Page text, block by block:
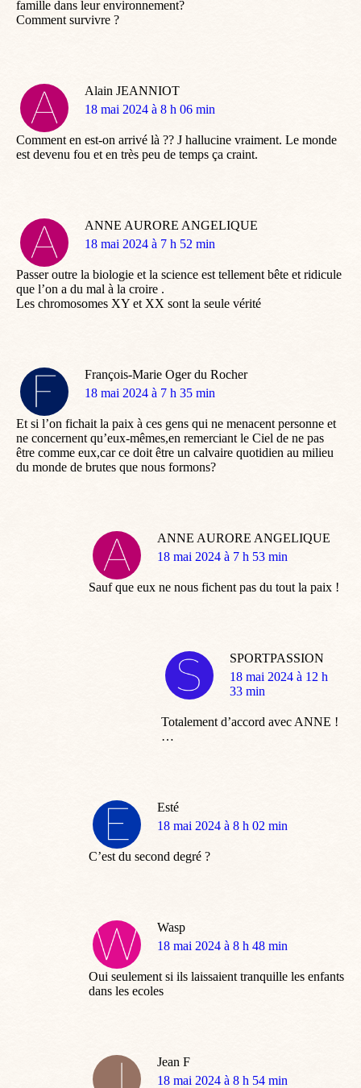
famille dans leur environnement?
Comment survivre ?
Alain JEANNIOT
dit
18 mai 2024 à 8 h 06 min
Comment en est-on arrivé là ?? J hallucine vraiment. Le monde
est devenu fou et en très peu de temps ça craint.
ANNE AURORE ANGELIQUE
dit
18 mai 2024 à 7 h 52 min
Passer outre la biologie et la science est tellement bête et ridicule
que l’on a du mal à la croire .
Les chromosomes XY et XX sont la seule vérité
François-Marie Oger du Rocher
dit
18 mai 2024 à 7 h 35 min
Et si l’on fichait la paix à ces gens qui ne menacent personne et
ne concernent qu’eux-mêmes,en remerciant le Ciel de ne pas
être comme eux,car ce doit être un calvaire quotidien au milieu
du monde de brutes que nous formons?
ANNE AURORE ANGELIQUE
dit
18 mai 2024 à 7 h 53 min
Sauf que eux ne nous fichent pas du tout la paix !
SPORTPASSION
dit
:
18 mai 2024 à 12 h
33 min
Totalement d’accord avec ANNE !
…
Esté
dit
18 mai 2024 à 8 h 02 min
C’est du second degré ?
Wasp
dit
18 mai 2024 à 8 h 48 min
Oui seulement si ils laissaient tranquille les enfants
dans les ecoles
Jean F
dit
18 mai 2024 à 8 h 54 min